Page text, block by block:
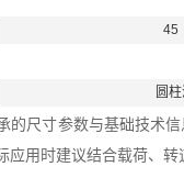
45
圆
尺寸参数与基础技术
用时建议结合载荷、转